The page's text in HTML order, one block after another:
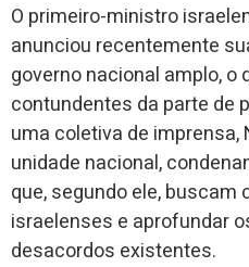
O primeiro-ministro
anunciou recentemente
governo nacional amplo, o
contundentes da parte de
uma coletiva de
unidade nacional,
que, segundo ele, buscam
israelenses e aprofundar
desacordos existentes.